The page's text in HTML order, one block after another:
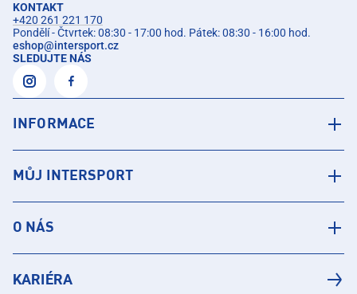
KONTAKT
+420 261 221 170
Pondělí - Čtvrtek: 08:30 - 17:00 hod. Pátek: 08:30 - 16:00 hod.
eshop@intersport.cz
SLEDUJTE NÁS
INFORMACE
MŮJ INTERSPORT
O NÁS
KARIÉRA